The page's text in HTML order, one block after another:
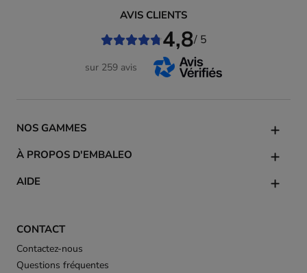
CONTACT
Contactez-nous
Questions fréquentes
NOS GAMMES
À PROPOS D'EMBALEO
AIDE
AVIS CLIENTS
4,8/ 5
sur 259 avis